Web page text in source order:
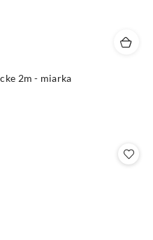
2m - miarka